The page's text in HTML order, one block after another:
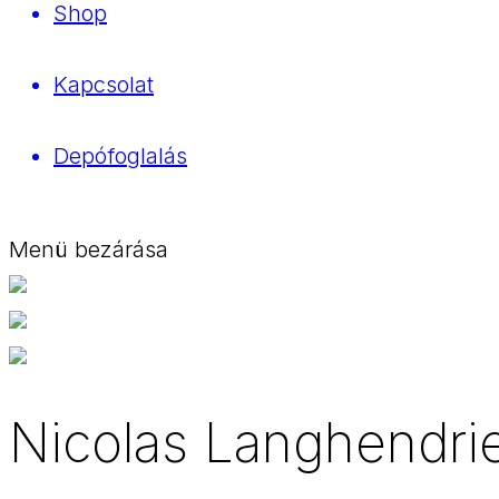
Shop
Kapcsolat
Depófoglalás
Menü bezárása
Nicolas